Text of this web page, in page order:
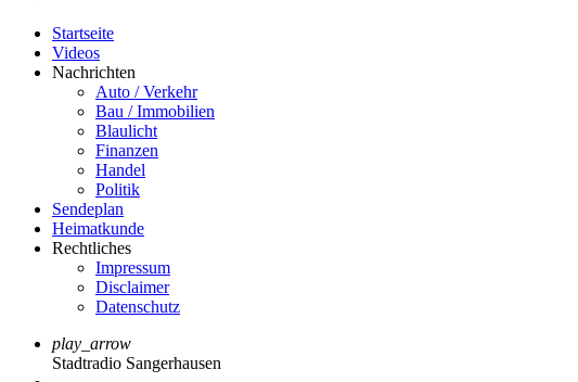
Startseite
Videos
Nachrichten
Auto / Verkehr
Bau / Immobilien
Blaulicht
Finanzen
Handel
Politik
Sendeplan
Heimatkunde
Rechtliches
Impressum
Disclaimer
Datenschutz
play_arrow
Stadtradio Sangerhausen